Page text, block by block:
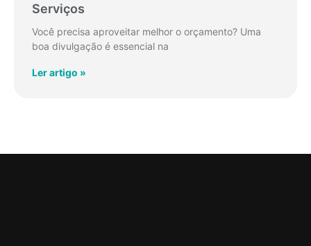
Serviços
Você precisa aproveitar melhor o orçamento? Uma
boa divulgação é essencial na
Ler artigo »